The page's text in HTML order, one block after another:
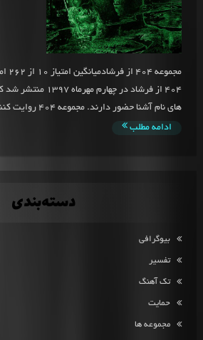
404 از فرشاد در
های نام آشنا حضور دارند. مجموعه 404 روایت کننده ی داستانی...
ادامه مطلب
دسته‌بندی
بیوگرافی
تفسیر
تک آهنگ
حمایت
مجموعه ها